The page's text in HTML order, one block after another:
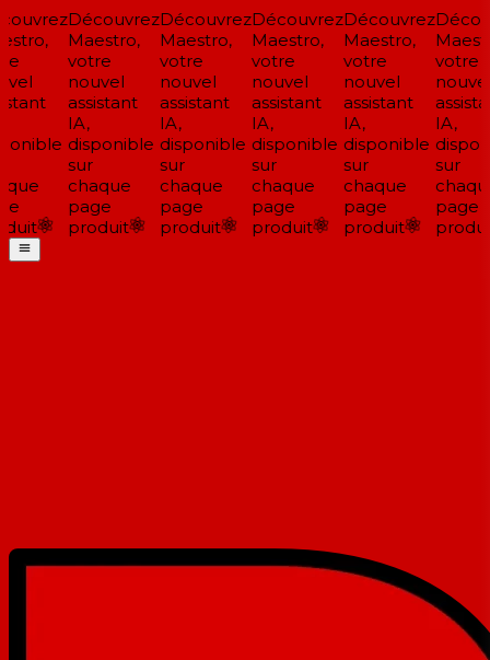
Découvrez
Maestro,
votre
nouvel
assistant
IA,
disponible
sur
chaque
page
produit
Découvrez
Maestro,
votre
nouvel
assistant
IA,
disponible
sur
chaque
page
produit
Découvrez
Maestro,
votre
nouvel
assistant
IA,
disponible
sur
chaque
page
produit
Découvrez
Maestro,
votre
nouvel
assistant
IA,
disponible
sur
chaque
page
produit
votre
nouvel
IA,
sur
page
produit